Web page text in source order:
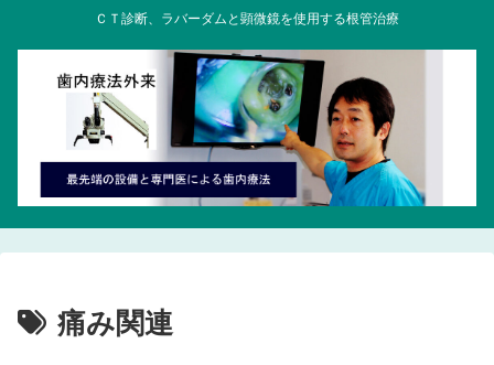
ＣＴ診断、ラバーダムと顕微鏡を使用する根管治療
痛み関連